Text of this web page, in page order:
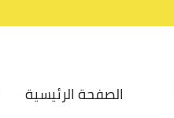
الصفحة الرئيسية